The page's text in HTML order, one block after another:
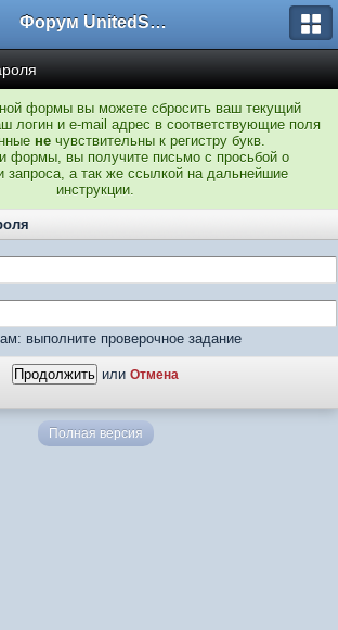
Форум UnitedSouth
формы вы можете сбросить ваш текущий
логин и e-mail адрес в соответствующие поля
не чувствительны к регистру букв.
формы, вы получите письмо с просьбой о
запроса, а так же ссылкой на дальнейшие
инструкции.
выполните проверочное задание
или Отмена
Полная версия